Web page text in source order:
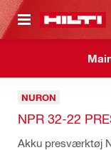
HOVEDINDHOLD
NURON
NPR 32-22
Akku presværktøj